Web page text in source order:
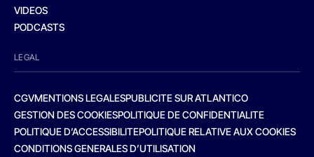
VIDEOS
PODCASTS
LEGAL
CGVMENTIONS LEGALESPUBLICITE SUR ATLANTICO
GESTION DES COOKIESPOLITIQUE DE CONFIDENTIALITE
POLITIQUE D’ACCESSIBILITEPOLITIQUE RELATIVE AUX COOKIES
CONDITIONS GENERALES D’UTILISATION